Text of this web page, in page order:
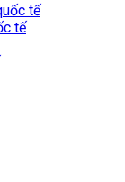
tế